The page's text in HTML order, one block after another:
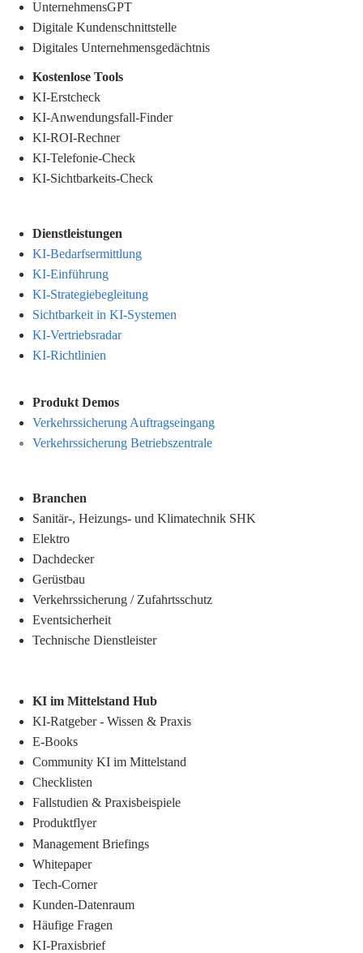
UnternehmensGPT
Digitale Kundenschnittstelle
Digitales Unternehmensgedächtnis
Kostenlose Tools
KI-Erstcheck
KI-Anwendungsfall-Finder
KI-ROI-Rechner
KI-Telefonie-Check
KI-Sichtbarkeits-Check
Dienstleistungen
KI-Bedarfsermittlung
KI-Einführung
KI-Strategiebegleitung
Sichtbarkeit in KI-Systemen
KI-Vertriebsradar
KI-Richtlinien
Produkt Demos
Verkehrssicherung Auftragseingang
Verkehrssicherung Betriebszentrale
Branchen
Sanitär-, Heizungs- und Klimatechnik SHK
Elektro
Dachdecker
Gerüstbau
Verkehrssicherung / Zufahrtsschutz
Eventsicherheit
Technische Dienstleister
KI im Mittelstand Hub
KI-Ratgeber - Wissen & Praxis
E-Books
Community KI im Mittelstand
Checklisten
Fallstudien & Praxisbeispiele
Produktflyer
Management Briefings
Whitepaper
Tech-Corner
Kunden-Datenraum
Häufige Fragen
KI-Praxisbrief